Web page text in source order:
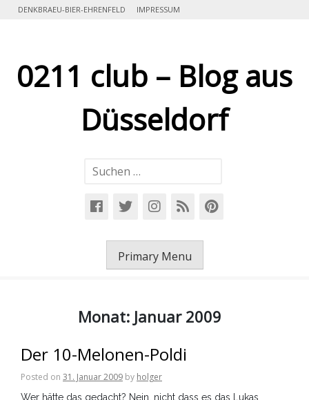
SkipDENKBRAEU-BIER-EHRENFELD IMPRESSUM
0211 club – Blog aus
Düsseldorf
Suchen
Primary Menu
Monat: Januar 2009
Der 10-Melonen-Poldi
Posted on 31. Januar 2009 by holger
Wer hätte das gedacht? Nein, nicht dass es das Lukas